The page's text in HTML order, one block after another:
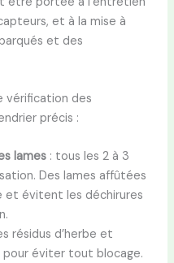
et à la mise à
et des
vérification des
précis :
lames: tous les 2 à 3
Des lames affûtées
et évitent les déchirures
résidus d’herbe et
pour éviter tout blocage.